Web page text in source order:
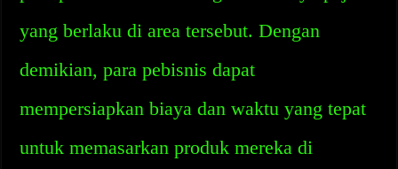
yang berlaku di area tersebut. Dengan
demikian, para pebisnis dapat
mempersiapkan biaya dan waktu yang tepat
untuk memasarkan produk mereka di